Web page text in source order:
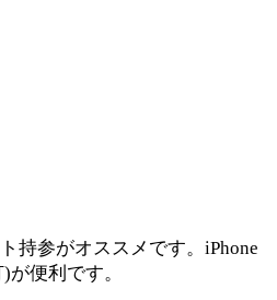
持参がオススメです。iPhone
便利です。